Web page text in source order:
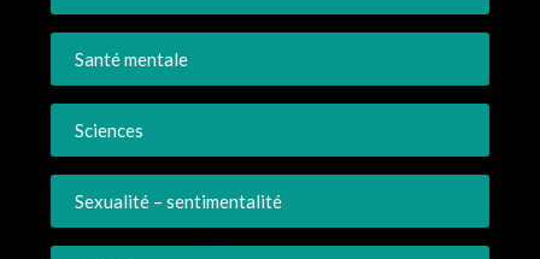
Santé mentale
Sciences
Sexualité – sentimentalité